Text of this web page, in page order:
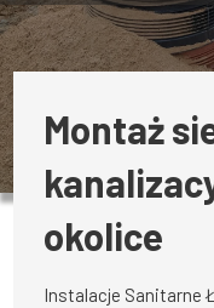
Montaż
okolice
Instalacje Sanitarne